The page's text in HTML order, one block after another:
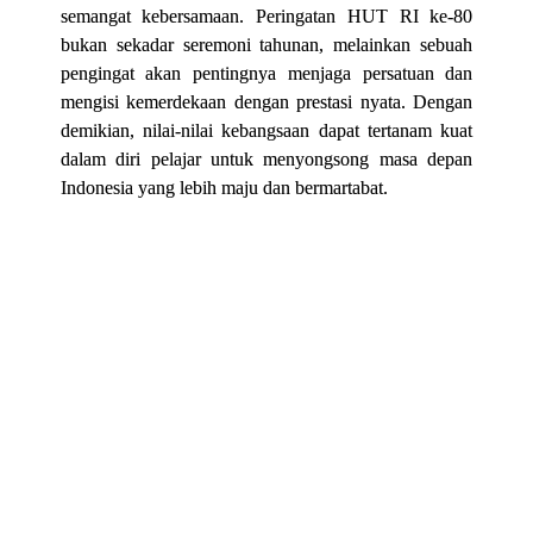
semangat kebersamaan. Peringatan HUT RI ke-80
bukan sekadar seremoni tahunan, melainkan sebuah
pengingat akan pentingnya menjaga persatuan dan
mengisi kemerdekaan dengan prestasi nyata. Dengan
demikian, nilai-nilai kebangsaan dapat tertanam kuat
dalam diri pelajar untuk menyongsong masa depan
Indonesia yang lebih maju dan bermartabat.